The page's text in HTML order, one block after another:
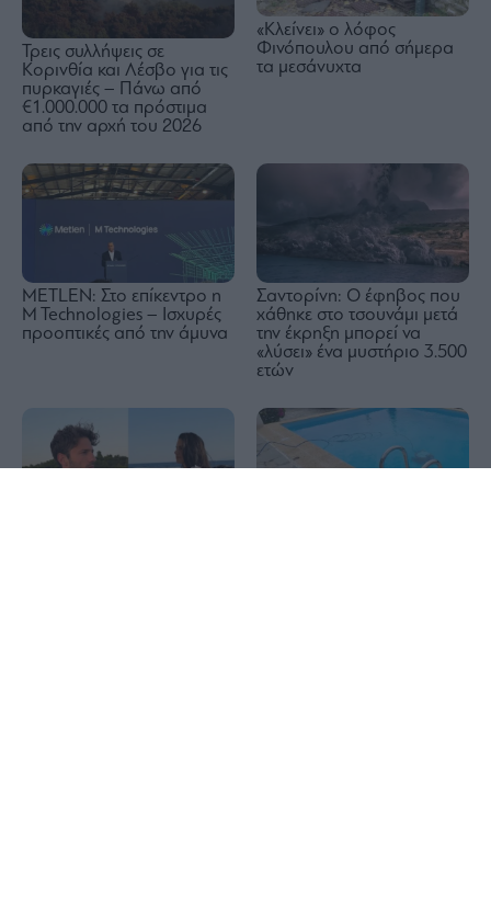
Τρεις συλλήψεις σε
Κορινθία και Λέσβο για τις
πυρκαγιές – Πάνω από
€1.000.000 τα πρόστιμα
από την αρχή του 2026
«Κλείνει» ο λόφος
Φινόπουλου από σήμερα
τα μεσάνυχτα
METLEN: Στο επίκεντρο η
M Technologies – Ισχυρές
προοπτικές από την άμυνα
Σαντορίνη: Ο έφηβος που
χάθηκε στο τσουνάμι μετά
την έκρηξη μπορεί να
«λύσει» ένα μυστήριο 3.500
ετών